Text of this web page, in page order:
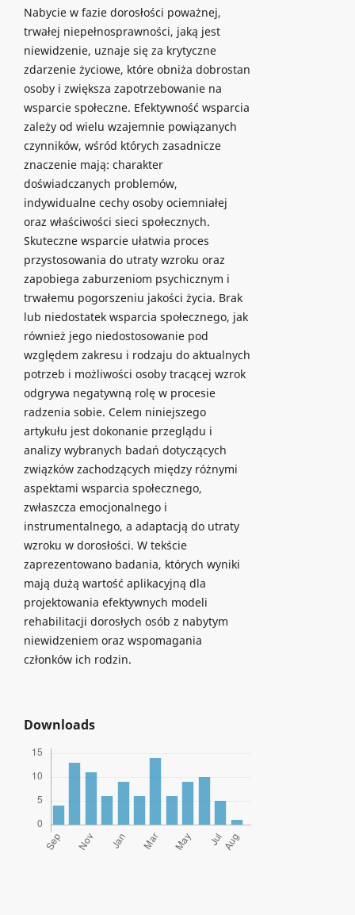
Nabycie w fazie dorosłości poważnej,
trwałej niepełnosprawności, jaką jest
niewidzenie, uznaje się za krytyczne
zdarzenie życiowe, które obniża dobrostan
osoby i zwiększa zapotrzebowanie na
wsparcie społeczne. Efektywność wsparcia
zależy od wielu wzajemnie powiązanych
czynników, wśród których zasadnicze
znaczenie mają: charakter
doświadczanych problemów,
indywidualne cechy osoby ociemniałej
oraz właściwości sieci społecznych.
Skuteczne wsparcie ułatwia proces
przystosowania do utraty wzroku oraz
zapobiega zaburzeniom psychicznym i
trwałemu pogorszeniu jakości życia. Brak
lub niedostatek wsparcia społecznego, jak
również jego niedostosowanie pod
względem zakresu i rodzaju do aktualnych
potrzeb i możliwości osoby tracącej wzrok
odgrywa negatywną rolę w procesie
radzenia sobie. Celem niniejszego
artykułu jest dokonanie przeglądu i
analizy wybranych badań dotyczących
związków zachodzących między różnymi
aspektami wsparcia społecznego,
zwłaszcza emocjonalnego i
instrumentalnego, a adaptacją do utraty
wzroku w dorosłości. W tekście
zaprezentowano badania, których wyniki
mają dużą wartość aplikacyjną dla
projektowania efektywnych modeli
rehabilitacji dorosłych osób z nabytym
niewidzeniem oraz wspomagania
członków ich rodzin.
Downloads